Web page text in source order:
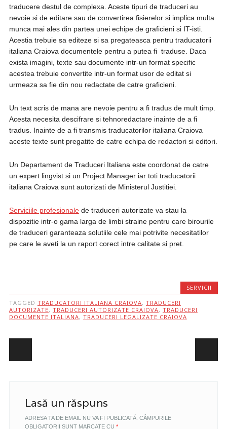
traducere destul de complexa. Aceste tipuri de traduceri au
nevoie si de editare sau de convertirea fisierelor si implica multa
munca mai ales din partea unei echipe de graficieni si IT-isti.
Acestia trebuie sa editeze si sa pregateasca pentru traducatorii
italiana Craiova documentele pentru a putea fi traduse. Daca
exista imagini, texte sau documente intr-un format specific
acestea trebuie convertite intr-un format usor de editat si
urmeaza sa fie din nou redactate de catre graficieni.
Un text scris de mana are nevoie pentru a fi tradus de mult timp.
Acesta necesita descifrare si tehnoredactare inainte de a fi
tradus. Inainte de a fi transmis traducatorilor italiana Craiova
aceste texte sunt pregatite de catre echipa de redactori si editori.
Un Departament de Traduceri Italiana este coordonat de catre
un expert lingvist si un Project Manager iar toti traducatorii
italiana Craiova sunt autorizati de Ministerul Justitiei.
Serviciile profesionalede traduceri autorizate va stau la
dispozitie intr-o gama larga de limbi straine pentru care birourile
de traduceri garanteaza solutiile cele mai potrivite necesitatilor
pe care le aveti la un raport corect intre calitate si pret.
SERVICII
TAGGED TRADUCATORI ITALIANA CRAIOVA, TRADUCERI
AUTORIZATE, TRADUCERI AUTORIZATE CRAIOVA, TRADUCERI
DOCUMENTE ITALIANA, TRADUCERI LEGALIZATE CRAIOVA
Lasă un răspuns
ADRESA TA DE EMAIL NU VA FI PUBLICATĂ. CÂMPURILE
OBLIGATORII SUNT MARCATE CU *